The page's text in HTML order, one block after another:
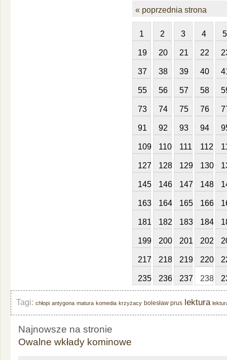
« poprzednia strona
1 2 3 4 5
19 20 21 22
37 38 39 40
55 56 57 58
73 74 75 76
91 92 93 94
109 110 111 112
127 128 129 130
145 146 147 148
163 164 165 166
181 182 183 184
199 200 201 202
217 218 219 220
235 236 237 238
Tagi: chłopi antygona matura komedia krzyżacy bolesław prus lektura
Najnowsze na stronie
Owalne wkłady kominowe